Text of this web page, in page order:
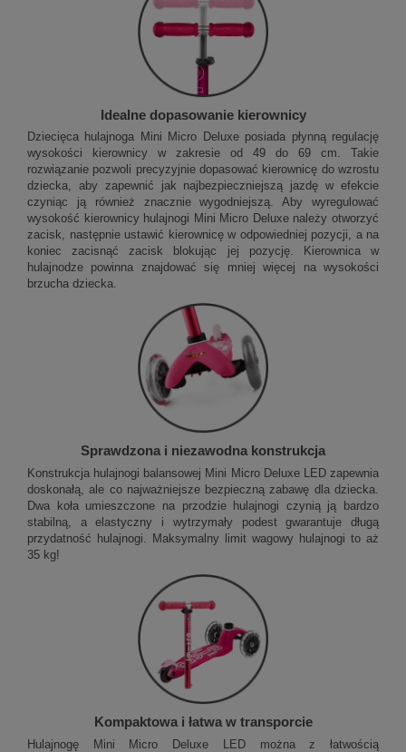
Idealne dopasowanie kierownicy
Dziecięca hulajnoga Mini Micro Deluxe posiada płynną regulację
wysokości kierownicy w zakresie od 49 do 69 cm. Takie
rozwiązanie pozwoli precyzyjnie dopasować kierownicę do wzrostu
dziecka, aby zapewnić jak najbezpieczniejszą jazdę w efekcie
czyniąc ją również znacznie wygodniejszą. Aby wyregulować
wysokość kierownicy hulajnogi Mini Micro Deluxe należy otworzyć
zacisk, następnie ustawić kierownicę w odpowiedniej pozycji, a na
koniec zacisnąć zacisk blokując jej pozycję. Kierownica w
hulajnodze powinna znajdować się mniej więcej na wysokości
brzucha dziecka.
Sprawdzona i niezawodna konstrukcja
Konstrukcja hulajnogi balansowej Mini Micro Deluxe LED zapewnia
doskonałą, ale co najważniejsze bezpieczną zabawę dla dziecka.
Dwa koła umieszczone na przodzie hulajnogi czynią ją bardzo
stabilną, a elastyczny i wytrzymały podest gwarantuje długą
przydatność hulajnogi. Maksymalny limit wagowy hulajnogi to aż
35 kg!
Kompaktowa i łatwa w transporcie
Hulajnogę Mini Micro Deluxe LED można z łatwością